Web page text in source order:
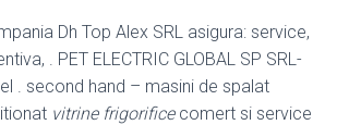
Dh Top Alex SRL asigura: service,
. PET ELECTRIC GLOBAL SP SRL-
. second hand – masini de spalat
vitrine frigorificecomert si service